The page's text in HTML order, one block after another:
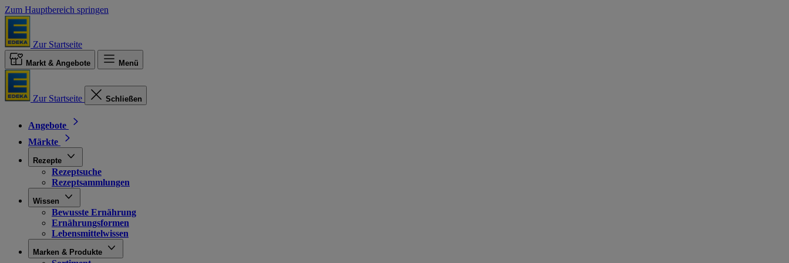
Zum Hauptbereich springen
Zur Startseite
Markt & Angebote Menü
Zur Startseite Schließen
Angebote
Märkte
Rezepte
Rezeptsuche
Rezeptsammlungen
Wissen
Bewusste Ernährung
Ernährungsformen
Lebensmittelwissen
Marken & Produkte